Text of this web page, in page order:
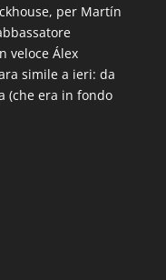
per Martín
veloce Álex
simile a ieri: da
(che era in fondo